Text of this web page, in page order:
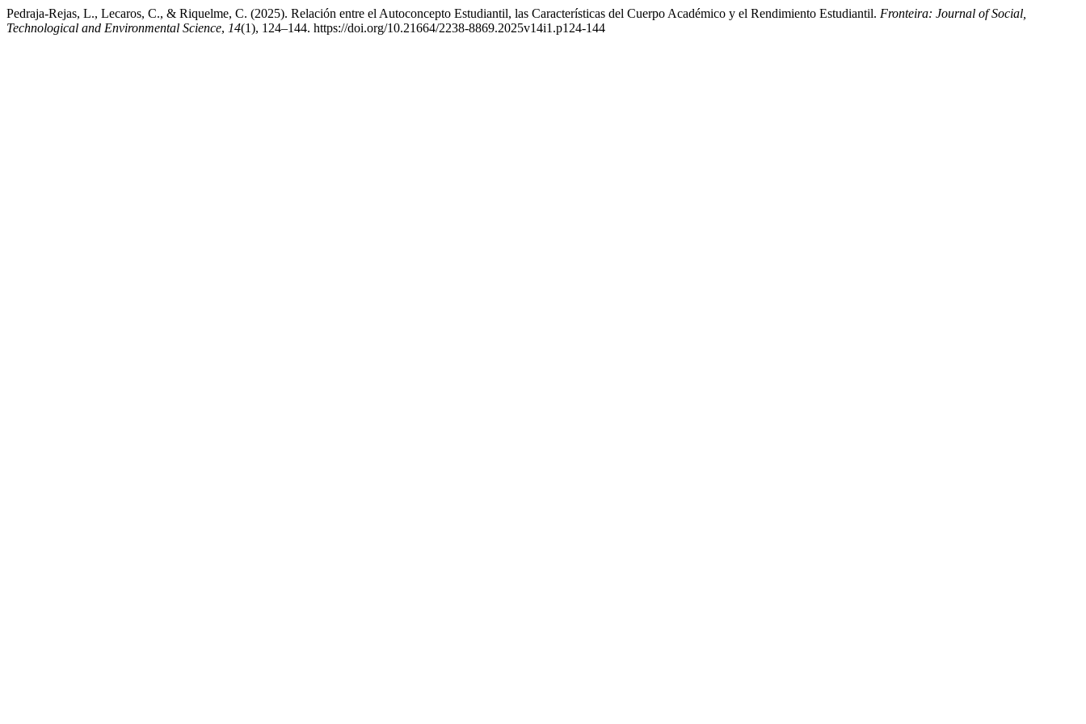
Pedraja-Rejas, L., Lecaros, C., & Riquelme, C. (2025). Relación entre el Autoconcepto Estudiantil, las Características del Cuerpo Académico y el Rendimiento Estudiantil. Fronteira: Journal of Social,
Technological and Environmental Science, 14(1), 124–144. https://doi.org/10.21664/2238-8869.2025v14i1.p124-144